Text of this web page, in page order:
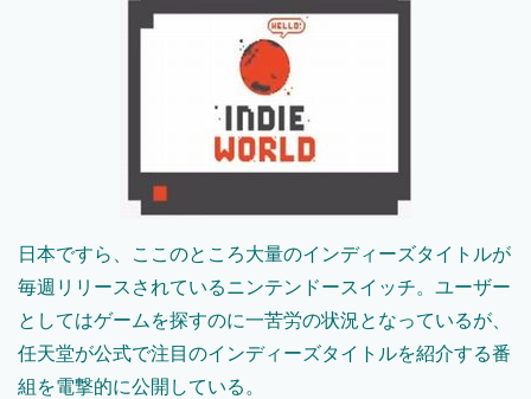
日本ですら、ここのところ大量のインディーズタイトルが
毎週リリースされているニンテンドースイッチ。ユーザー
としてはゲームを探すのに一苦労の状況となっているが、
任天堂が公式で注目のインディーズタイトルを紹介する番
組を電撃的に公開している。